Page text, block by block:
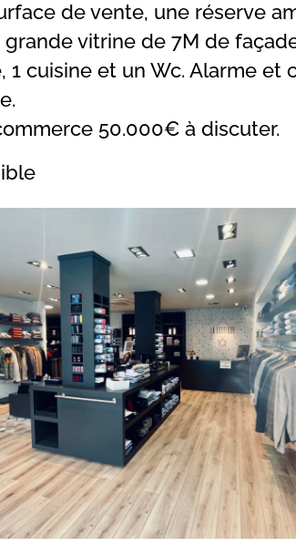
de vente, une réserve
grande vitrine de 7M de
1 cuisine et un Wc. Alarme et
50.000€ à discuter.